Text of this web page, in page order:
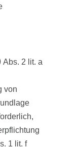
2 lit. a
von
1 lit. f